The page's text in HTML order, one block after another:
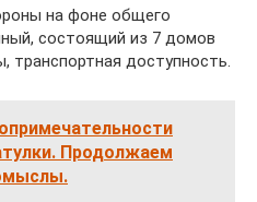
на фоне общего
состоящий из 7 домов
транспортная доступность.
Продолжаем